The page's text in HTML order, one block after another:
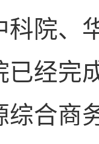
科院、
已经完
商务